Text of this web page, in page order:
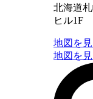
北海道
ヒル1F
地図を
地図を